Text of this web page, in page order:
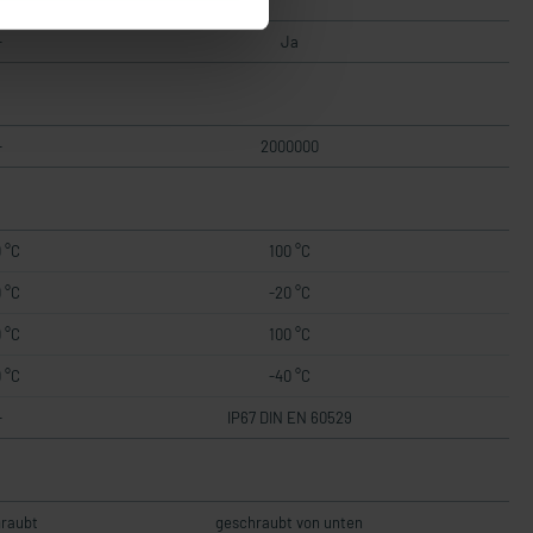
Ja
2000000
°C 100 °C
-20 °C
°C 100 °C
-40 °C
IP67 DIN EN 60529
geschraubt von unten